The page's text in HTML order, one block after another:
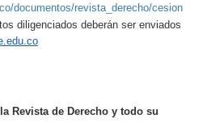
documentos/revista_derecho/cesion
diligenciados deberán ser enviados
Revista de Derecho y todo su